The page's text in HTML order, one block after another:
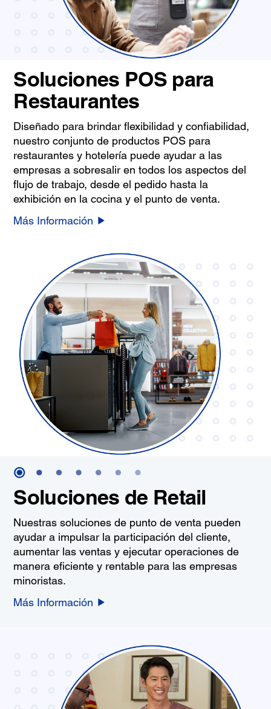
Soluciones POS para
Restaurantes
Diseñado para brindar flexibilidad y confiabilidad,
nuestro conjunto de productos POS para
restaurantes y hotelería puede ayudar a las
empresas a sobresalir en todos los aspectos del
flujo de trabajo, desde el pedido hasta la
exhibición en la cocina y el punto de venta.
Más Información
Soluciones de Retail
Nuestras soluciones de punto de venta pueden
ayudar a impulsar la participación del cliente,
aumentar las ventas y ejecutar operaciones de
manera eficiente y rentable para las empresas
minoristas.
Más Información